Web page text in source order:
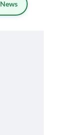
News